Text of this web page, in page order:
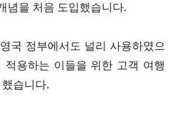
념을 처음 도입했습니다.
국 정부에서도 널리 사용하였으
용하는 이들을 위한 고객 여행
습니다.